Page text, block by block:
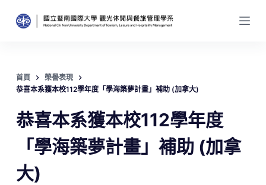
跳
至
內
容
首頁
榮譽表現
恭喜本系獲本校112學年度「學海築夢計畫」補助 (加拿大)
恭喜本系獲本校112學年度
「學海築夢計畫」補助 (加拿
大)